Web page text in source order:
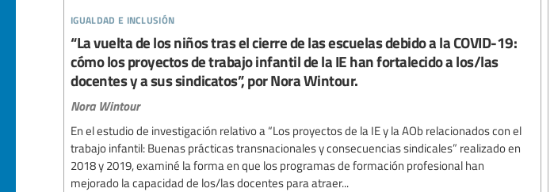
igualdad e inclusión
“La vuelta de los niños tras el cierre de las escuelas debido a la COVID-19:
cómo los proyectos de trabajo infantil de la IE han fortalecido a los/las
docentes y a sus sindicatos”, por Nora Wintour.
Nora Wintour
En el estudio de investigación relativo a “Los proyectos de la IE y la AOb relacionados con el
trabajo infantil: Buenas prácticas transnacionales y consecuencias sindicales” realizado en
2018 y 2019, examiné la forma en que los programas de formación profesional han
mejorado la capacidad de los/las docentes para atraer...